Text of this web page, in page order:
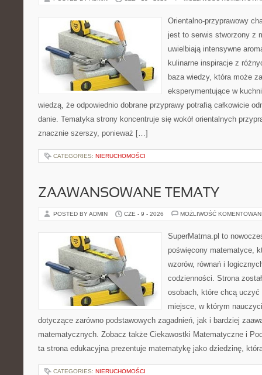
Orientalno-przyprawowy
jest to serwis stworzony z
uwielbiają intensywne
kulinarne inspiracje z
baza wiedzy, która może
eksperymentujące w
wiedzą, że odpowiednio dobrane przyprawy potrafią całkowicie
danie. Tematyka strony koncentruje się wokół orientalnych
znacznie szerszy, ponieważ […]
CATEGORIES: NIERUCHOMOŚCI
ZAAWANSOWANE TEMATY
POSTED BY ADMIN CZE - 9 - 2026 MOŻLIWOŚĆ
SuperMatma.pl to
poświęcony matematyce,
wzorów, równań i
codzienności. Strona
osobach, które chcą
miejsce, w którym
dotyczące zarówno podstawowych zagadnień, jak i bardziej
matematycznych. Zobacz także Ciekawostki Matematyczne i
ta strona edukacyjna prezentuje matematykę jako dziedzinę,
CATEGORIES: NIERUCHOMOŚCI